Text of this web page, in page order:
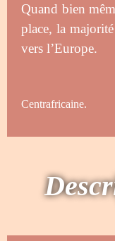
Quand bien
place, la
vers
Peuple
Centrafricaine.